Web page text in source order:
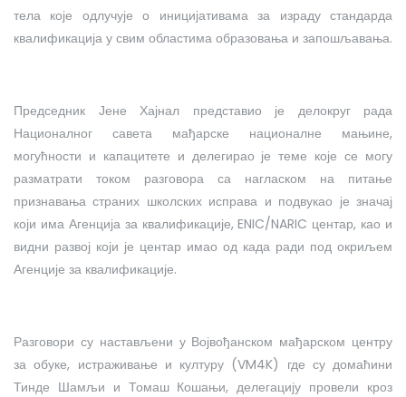
тела које одлучује о иницијативама за израду стандарда
квалификација у свим областима образовања и запошљавања.
Председник Јене Хајнал представио је делокруг рада
Националног савета мађарске националне мањине,
могућности и капацитете и делегирао је теме које се могу
разматрати током разговора са нагласком на питање
признавања страних школских исправа и подвукао је значај
који има Агенција за квалификације, ENIC/NARIC центар, као и
видни развој који је центар имао од када ради под окриљем
Агенције за квалификације.
Разговори су настављени у Војвођанском мађарском центру
за обуке, истраживање и културу (VM4K) где су домаћини
Тинде Шамљи и Томаш Кошањи, делегацију провели кроз